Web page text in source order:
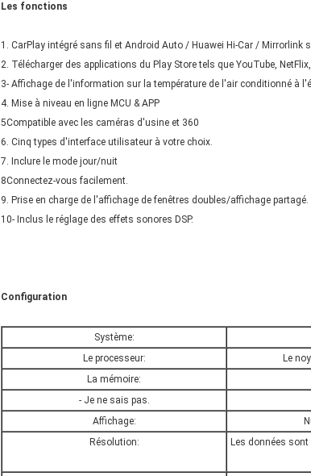
Les fonctions
1. CarPlay intégré sans fil et Android Auto / Huawei Hi-Car / Mirrorlink
2. Télécharger des applications du Play Store tels que YouTube,
3- Affichage de l'information sur la température de l'air conditionné à
4. Mise à niveau en ligne MCU & APP
5Compatible avec les caméras d'usine et 360
6. Cinq types d'interface utilisateur à votre choix.
7. Inclure le mode jour/nuit
8Connectez-vous facilement.
9. Prise en charge de l'affichage de fenêtres doubles/affichage partagé.
10- Inclus le réglage des effets sonores DSP.
Configuration
Système:
Le processeur:
Le
La mémoire:
- Je ne sais pas.
Affichage:
Résolution:
Les données